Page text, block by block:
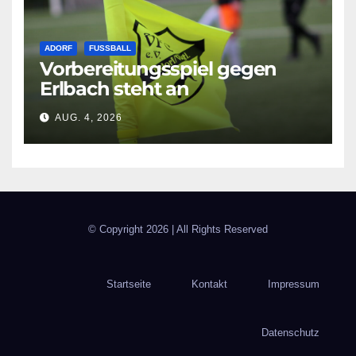
ADORF FUSSBALL
Vorbereitungsspiel gegen
Erlbach steht an
AUG. 4, 2026
© Copyright 2026 | All Rights Reserved
Startseite Kontakt Impressum
Datenschutz